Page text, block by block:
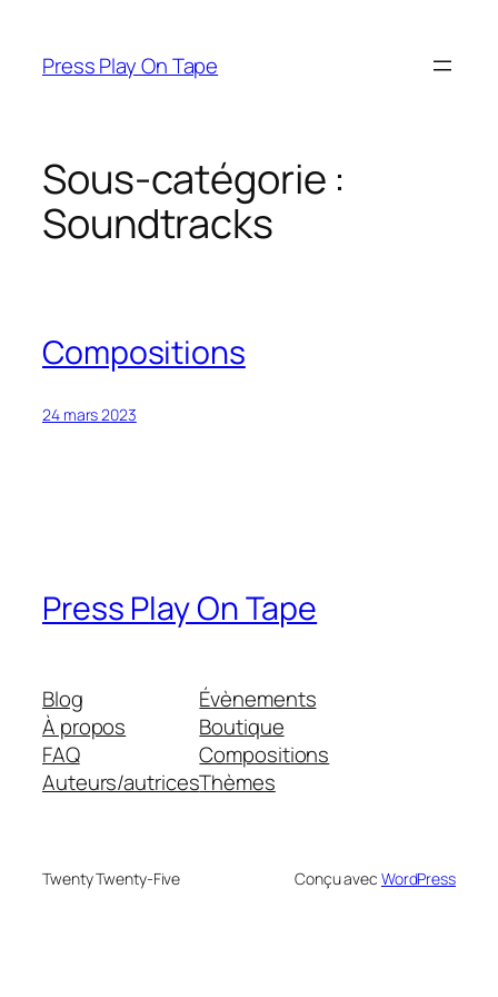
contenu
Press Play On Tape
Sous-catégorie :
Soundtracks
Compositions
24 mars 2023
Press Play On Tape
Blog
À propos
FAQ
Auteurs/autrices
Évènements
Boutique
Compositions
Thèmes
Twenty Twenty-Five Conçu avec WordPress